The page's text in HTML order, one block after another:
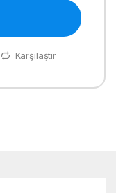
Karşılaştır